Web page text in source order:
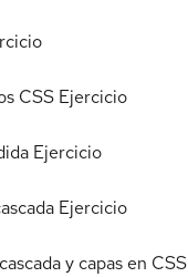
CSS Ejercicio
Ejercicio
Ejercicio
y capas en CSS